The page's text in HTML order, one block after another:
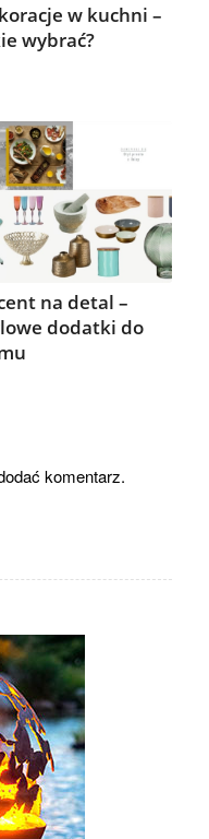
w kuchni –
wybrać?
na detal –
dodatki do
komentarz.